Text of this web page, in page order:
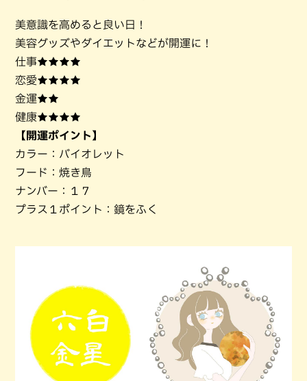
美意識を高めると良い日！
美容グッズやダイエットなどが開運に！
仕事★★★★
恋愛★★★★
金運★★
健康★★★★
【開運ポイント】
カラー：バイオレット
フード：焼き鳥
ナンバー：１７
プラス１ポイント：鏡をふく